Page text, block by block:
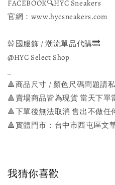
FACEBOOK🔍HYC Sneakers
官網：www.hycsneakers.com
韓國服飾 / 潮流單品代購🔜
@HYC Select Shop
🔺商品尺寸 / 顏色尺碼問題請
🔺賣場商品皆為現貨 當天下單
🔺下單後無法取消 售出不做任
🔺實體門市：台中市西屯區文
我猜你喜歡